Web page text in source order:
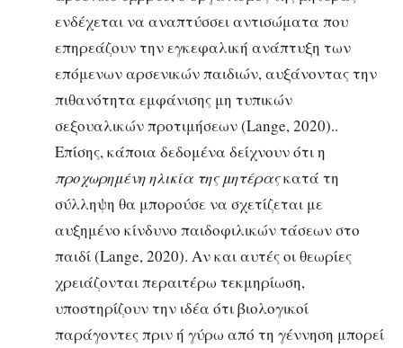
ενδέχεται να αναπτύσσει αντισώματα που
επηρεάζουν την εγκεφαλική ανάπτυξη των
επόμενων αρσενικών παιδιών, αυξάνοντας την
πιθανότητα εμφάνισης μη τυπικών
σεξουαλικών προτιμήσεων (Lange, 2020)..
Επίσης, κάποια δεδομένα δείχνουν ότι η
προχωρημένη ηλικία της μητέραςκατά τη
σύλληψη θα μπορούσε να σχετίζεται με
αυξημένο κίνδυνο παιδοφιλικών τάσεων στο
παιδί (Lange, 2020). Αν και αυτές οι θεωρίες
χρειάζονται περαιτέρω τεκμηρίωση,
υποστηρίζουν την ιδέα ότι βιολογικοί
παράγοντες πριν ή γύρω από τη γέννηση μπορεί